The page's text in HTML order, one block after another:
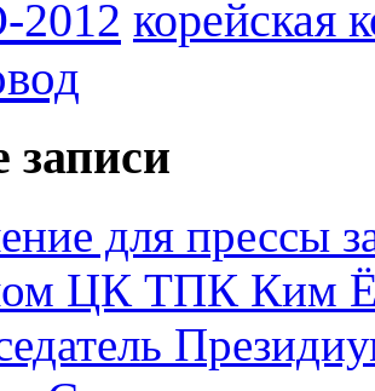
корейская
записи
для прессы
ЦК ТПК Ким